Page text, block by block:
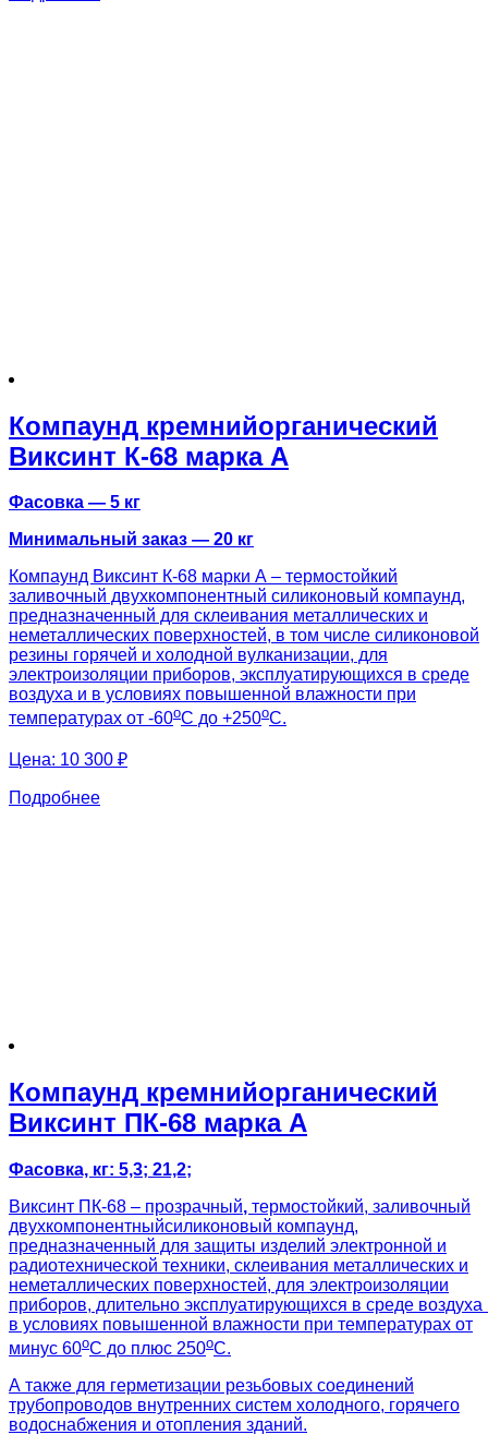
Компаунд кремнийорганический
Виксинт К-68 марка А
Фасовка — 5 кг
Минимальный заказ — 20 кг
Компаунд Виксинт К-68 марки А – термостойкий
заливочный двухкомпонентный силиконовый компаунд,
предназначенный для склеивания металлических и
неметаллических поверхностей, в том числе силиконовой
резины горячей и холодной вулканизации, для
электроизоляции приборов, эксплуатирующихся в среде
воздуха и в условиях повышенной влажности при
температурах от -60оС до +250оС.
Цена: 10 300 ₽
Подробнее
Компаунд кремнийорганический
Виксинт ПК-68 марка А
Фасовка, кг: 5,3; 21,2;
Виксинт ПК-68 – прозрачный, термостойкий, заливочный
двухкомпонентныйсиликоновый компаунд,
предназначенный для защиты изделий электронной и
радиотехнической техники, склеивания металлических и
неметаллических поверхностей, для электроизоляции
приборов, длительно эксплуатирующихся в среде воздуха
в условиях повышенной влажности при температурах от
минус 60оС до плюс 250оС.
А также для герметизации резьбовых соединений
трубопроводов внутренних систем холодного, горячего
водоснабжения и отопления зданий.